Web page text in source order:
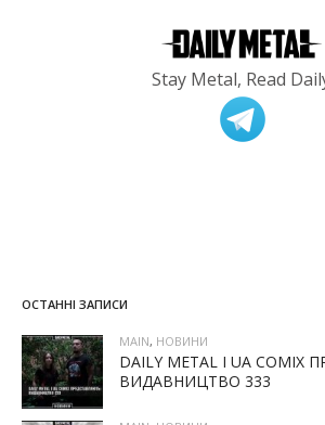
Stay Metal, Read
ОСТАННІ ЗАПИСИ
MAIN, НОВИНИ
DAILY METAL І UA
ВИДАВНИЦТВО 333